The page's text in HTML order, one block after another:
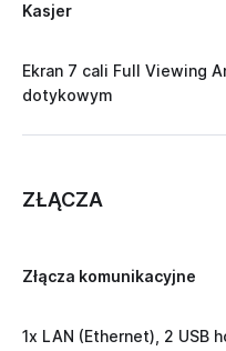
Kasjer
Ekran 7 cali Full Viewing
dotykowym
ZŁĄCZA
Złącza komunikacyjne
1x LAN (Ethernet), 2 USB